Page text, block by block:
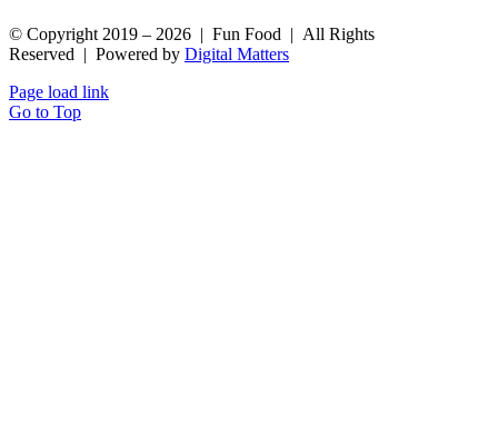
© Copyright 2019 – 2026 | Fun Food | All Rights
Reserved | Powered by Digital Matters
Page load link
Go to Top